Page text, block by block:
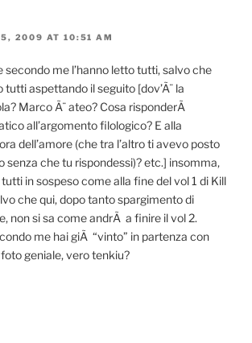
2009 AT 10:51 AM
secondo me l’hanno letto tutti, salvo che
tutti aspettando il seguito [dov’Ã¨ la
Marco Ã¨ ateo? Cosa risponderÃ
all’argomento filologico? E alla
dell’amore (che tra l’altro ti avevo posto
senza che tu rispondessi)? etc.] insomma,
in sospeso come alla fine del vol 1 di Kill
che qui, dopo tanto spargimento di
non si sa come andrÃ a finire il vol 2.
me hai giÃ “vinto” in partenza con
geniale, vero tenkiu?